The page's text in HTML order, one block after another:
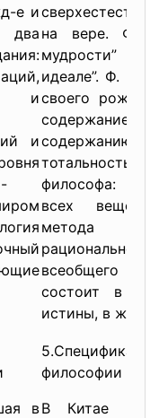
е и
два
и
и
на вере.
мудрости”
идеале”. Ф.
своего
содержание,
тотальность.
философа:
всех вещей?
метода ф.
всеобщего
состоит в
истины, в
в
5.Специфика
философии
В Китае